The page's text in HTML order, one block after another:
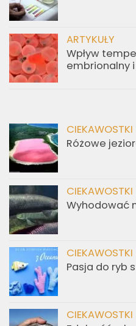
ARTYKUŁY
Wpływ
embrionalny
CIEKAWOSTKI
Różowe
CIEKAWOSTKI
Wyhodować
CIEKAWOSTKI
Pasja do ryb
CIEKAWOSTKI